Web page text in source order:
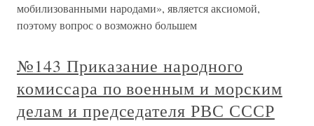
мобилизованными народами», является аксиомой,
поэтому вопрос о возможно большем
№143 Приказание народного
комиссара по военным и морским
делам и председателя РВС СССР